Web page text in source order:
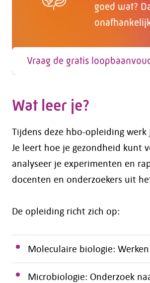
goed wat?
Vraag de gratis
Wat leer je?
Tijdens deze hbo-opleiding
Je leert hoe je gezondheid kunt
analyseer je experimenten en
docenten en onderzoekers uit
De opleiding richt zich op:
Moleculaire biologie:
Microbiologie: Onderzoek